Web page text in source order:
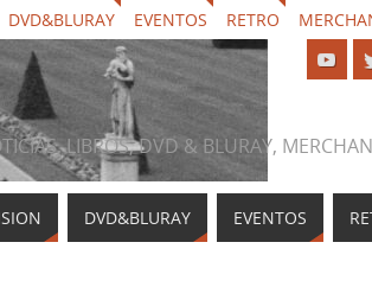
DVD&BLURAY EVENTOS RETRO
LIBROS, DVD & BLURAY,
DVD&BLURAY EVENTOS